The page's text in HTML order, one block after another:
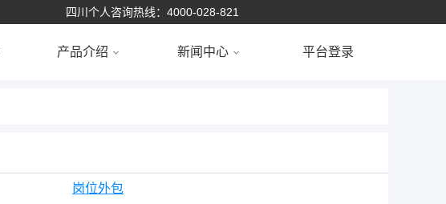
四川个人咨询热线：4000-028-821
产品介绍 新闻中心 平台登录
岗位外包